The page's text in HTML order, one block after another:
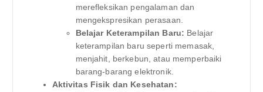
merefleksikan pengalaman dan
mengekspresikan perasaan.
Belajar Keterampilan Baru: Belajar
keterampilan baru seperti memasak,
menjahit, berkebun, atau memperbaiki
barang-barang elektronik.
Aktivitas Fisik dan Kesehatan: